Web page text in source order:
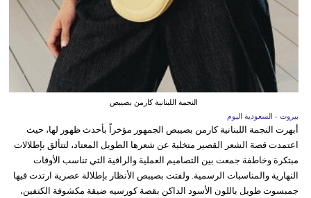
النجمة اللبنانية كارمن بصيبص
بيروت - السعودية اليوم
أبهرت النجمة اللبنانية كارمن بصيبص الجمهور مؤخراً بأحدث ظهور لها، حيث
اعتمدت قصة الشعر القصير متخلية عن شعرها الطويل المعتاد، لتتألق بإطلالات
مبتكرة وخاطفة جمعت بين التصاميم العملية والراقية التي تناسب الأوقات
النهارية والمناسبات الرسمية. ولفتت بصيبص الأنظار بإطلالة عصرية ارتدت فيها
جمبسوت طويل باللون الأسود الداكن بقصة كورسيه ضيقة مكشوفة الكتفين،